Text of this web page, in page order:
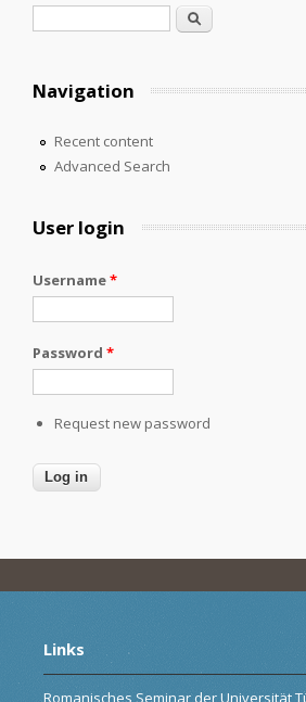
Search
Navigation
Recent content
Advanced Search
User login
Username*
Password *
Request new password
Links
Romanisches Seminar der Universität